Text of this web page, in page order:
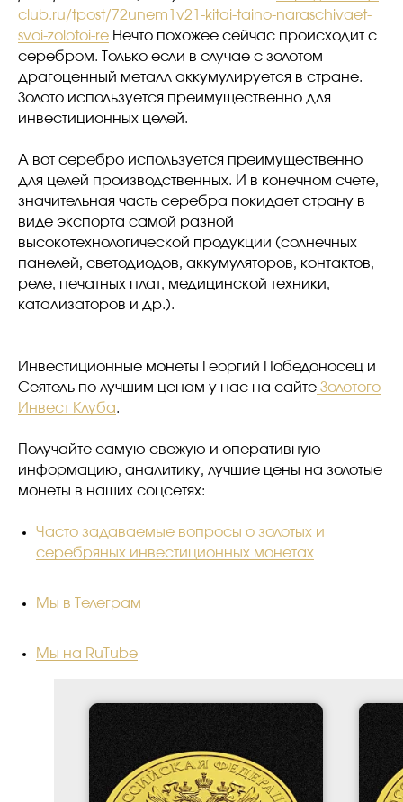
club.ru/tpost/72unem1v21-kitai-taino-naraschivaet-
svoi-zolotoi-re Нечто похожее сейчас происходит с
серебром. Только если в случае с золотом
драгоценный металл аккумулируется в стране.
Золото используется преимущественно для
инвестиционных целей.
А вот серебро используется преимущественно
для целей производственных. И в конечном счете,
значительная часть серебра покидает страну в
виде экспорта самой разной
высокотехнологической продукции (солнечных
панелей, светодиодов, аккумуляторов, контактов,
реле, печатных плат, медицинской техники,
катализаторов и др.).
Инвестиционные монеты Георгий Победоносец и
Сеятель по лучшим ценам у нас на сайте Золотого
Инвест Клуба.
Получайте самую свежую и оперативную
информацию, аналитику, лучшие цены на золотые
монеты в наших соцсетях:
Часто задаваемые вопросы о золотых и
серебряных инвестиционных монетах
Мы в Телеграм
Мы на RuTube